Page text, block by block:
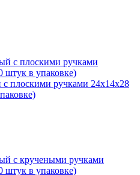
плоскими ручками 24x14х28